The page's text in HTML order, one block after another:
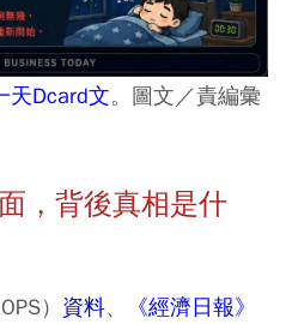
天Dcard文。圖文／責編彙
，背後真相是什
） 資料、
《經濟日報》